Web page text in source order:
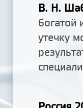
В. Н.
богатой
утечку